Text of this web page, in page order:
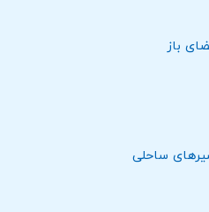
باز
ساحلی